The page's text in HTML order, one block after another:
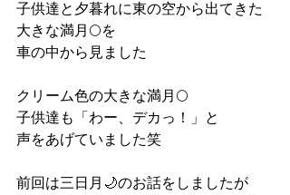
子供達と夕暮れに東の空から出てきた
大きな満月🌕を
車の中から見ました
クリーム色の大きな満月🌕
子供達も「わー、デカっ！」と
声をあげていました笑
前回は三日月🌙のお話をしましたが